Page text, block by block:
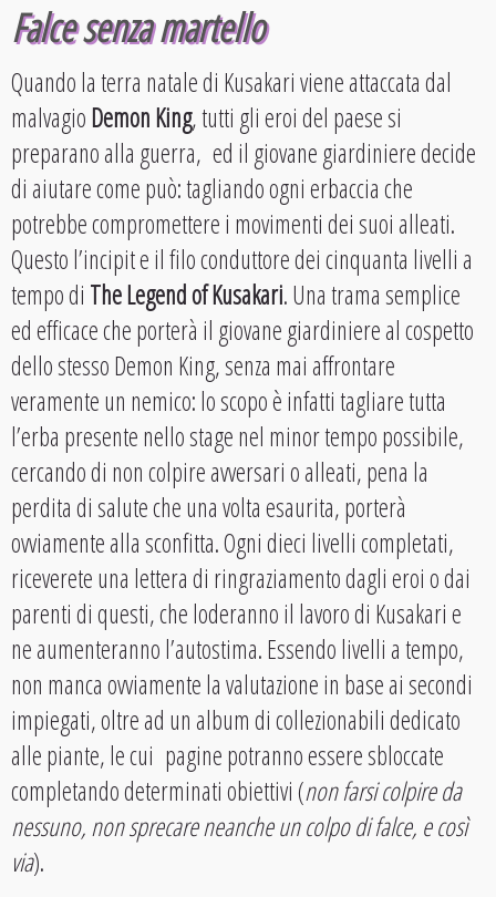
Falce senza martello
Quando la terra natale di Kusakari viene attaccata dal
malvagioDemon King, tutti gli eroi del paese si
preparano alla guerra, ed il giovane giardiniere decide
di aiutare come può: tagliando ogni erbaccia che
potrebbe compromettere i movimenti dei suoi alleati.
Questo l’incipit e il filo conduttore dei cinquanta livelli a
tempo di The Legend of Kusakari. Una trama semplice
ed efficace che porterà il giovane giardiniere al cospetto
dello stesso Demon King, senza mai affrontare
veramente un nemico: lo scopo è infatti tagliare tutta
l’erba presente nello stage nel minor tempo possibile,
cercando di non colpire avversari o alleati, pena la
perdita di salute che una volta esaurita, porterà
ovviamente alla sconfitta. Ogni dieci livelli completati,
riceverete una lettera di ringraziamento dagli eroi o dai
parenti di questi, che loderanno il lavoro di Kusakari e
ne aumenteranno l’autostima. Essendo livelli a tempo,
non manca ovviamente la valutazione in base ai secondi
impiegati, oltre ad un album di collezionabili dedicato
alle piante, le cui pagine potranno essere sbloccate
completando determinati obiettivi (non farsi colpire da
nessuno, non sprecare neanche un colpo di falce, e così
via).